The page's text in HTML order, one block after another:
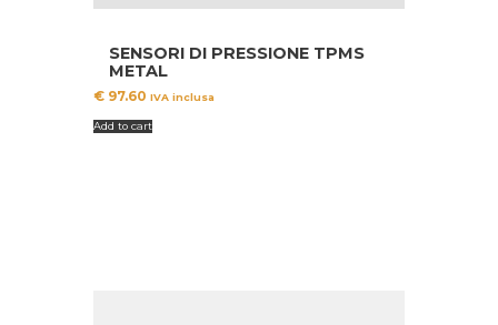
SENSORI DI PRESSIONE TPMS
METAL
€ 97.60 IVA inclusa
Add to cart